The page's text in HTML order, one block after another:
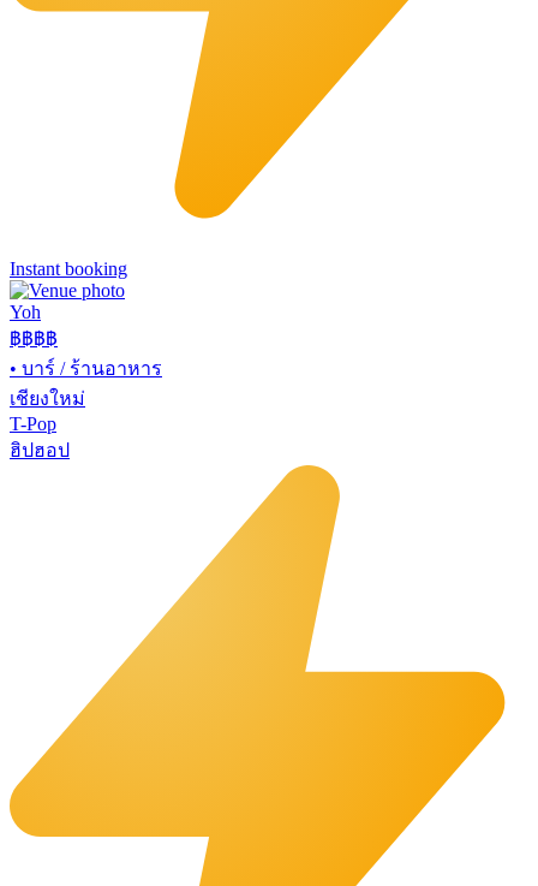
Instant booking
Yoh
฿฿฿฿
• บาร์ / ร้านอาหาร
เชียงใหม่
T-Pop
ฮิปฮอป